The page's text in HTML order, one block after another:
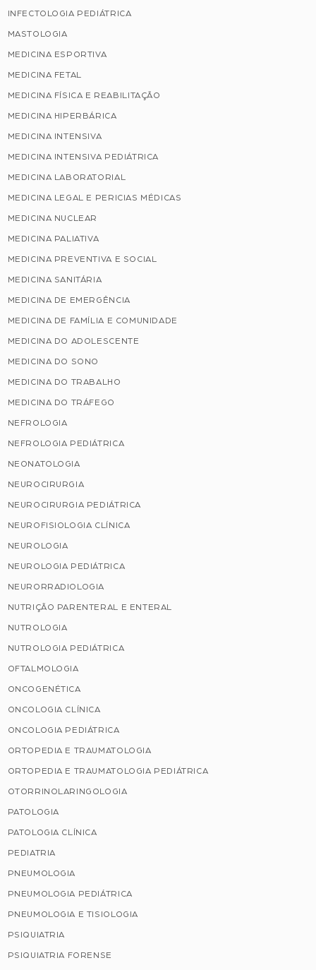
INFECTOLOGIA PEDIÁTRICA
MASTOLOGIA
MEDICINA ESPORTIVA
MEDICINA FETAL
MEDICINA FÍSICA E REABILITAÇÃO
MEDICINA HIPERBÁRICA
MEDICINA INTENSIVA
MEDICINA INTENSIVA PEDIÁTRICA
MEDICINA LABORATORIAL
MEDICINA LEGAL E PERICIAS MÉDICAS
MEDICINA NUCLEAR
MEDICINA PALIATIVA
MEDICINA PREVENTIVA E SOCIAL
MEDICINA SANITÁRIA
MEDICINA DE EMERGÊNCIA
MEDICINA DE FAMÍLIA E COMUNIDADE
MEDICINA DO ADOLESCENTE
MEDICINA DO SONO
MEDICINA DO TRABALHO
MEDICINA DO TRÁFEGO
NEFROLOGIA
NEFROLOGIA PEDIÁTRICA
NEONATOLOGIA
NEUROCIRURGIA
NEUROCIRURGIA PEDIÁTRICA
NEUROFISIOLOGIA CLÍNICA
NEUROLOGIA
NEUROLOGIA PEDIÁTRICA
NEURORRADIOLOGIA
NUTRIÇÃO PARENTERAL E ENTERAL
NUTROLOGIA
NUTROLOGIA PEDIÁTRICA
OFTALMOLOGIA
ONCOGENÉTICA
ONCOLOGIA CLÍNICA
ONCOLOGIA PEDIÁTRICA
ORTOPEDIA E TRAUMATOLOGIA
ORTOPEDIA E TRAUMATOLOGIA PEDIÁTRICA
OTORRINOLARINGOLOGIA
PATOLOGIA
PATOLOGIA CLÍNICA
PEDIATRIA
PNEUMOLOGIA
PNEUMOLOGIA PEDIÁTRICA
PNEUMOLOGIA E TISIOLOGIA
PSIQUIATRIA
PSIQUIATRIA FORENSE